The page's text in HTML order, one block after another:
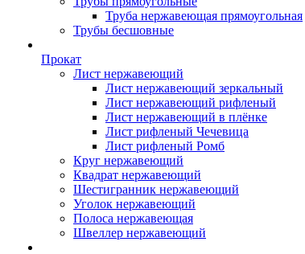
Труба нержавеющая прямоугольная
Трубы бесшовные
Прокат
Лист нержавеющий
Лист нержавеющий зеркальный
Лист нержавеющий рифленый
Лист нержавеющий в плёнке
Лист рифленый Чечевица
Лист рифленый Ромб
Круг нержавеющий
Квадрат нержавеющий
Шестигранник нержавеющий
Уголок нержавеющий
Полоса нержавеющая
Швеллер нержавеющий